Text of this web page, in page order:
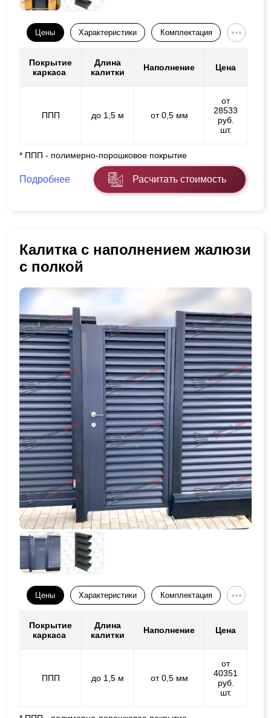
Цены Характеристики Комплектация
Покрытие
каркаса
Длина
калитки
Наполнение Цена
ППП до 1,5 м от 0,5 мм
от
28533
руб.
шт.
* ППП - полимерно-порошковое покрытие
Подробнее Расчитать стоимость
Калитка с наполнением жалюзи
с полкой
Цены Характеристики Комплектация
Покрытие
каркаса
Длина
калитки
Наполнение Цена
ППП до 1,5 м от 0,5 мм
от
40351
руб.
шт.